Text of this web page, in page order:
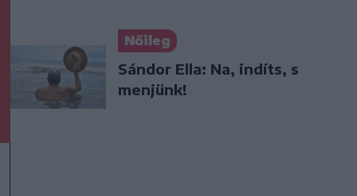
Nőileg
Sándor Ella: Na, indíts, s
menjünk!